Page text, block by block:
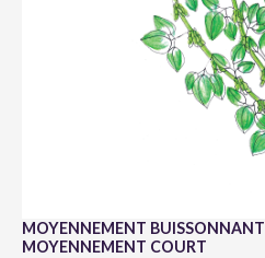
MOYENNEMENT BUISSONNANT
MOYENNEMENT COURT